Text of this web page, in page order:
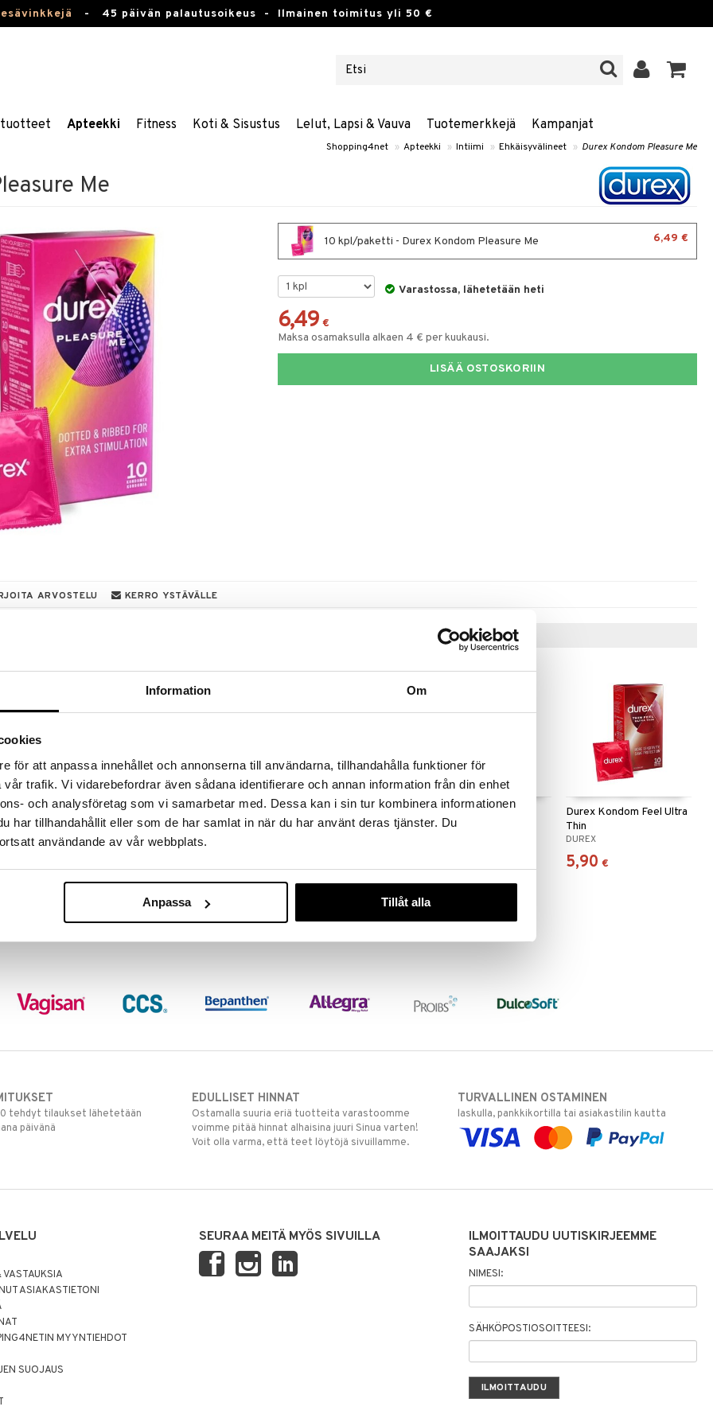
Information Om
för att anpassa innehållet och annonserna till användarna, tillhandahålla funktioner för
trafik. Vi vidarebefordrar även sådana identifierare och annan information från din enhet
och analysföretag som vi samarbetar med. Dessa kan i sin tur kombinera informationen
har tillhandahållit eller som de har samlat in när du har använt deras tjänster. Du
användande av vår webbplats.
Anpassa Tillåt alla
- 45 päivän palautusoikeus - Ilmainen toimitus yli 50 €
Apteekki Fitness Koti & Sisustus Lelut, Lapsi & Vauva Tuotemerkkejä Kampanjat
Shopping4net » Apteekki » Intiimi » Ehkäisyvälineet » Durex Kondom Pleasure Me
Me
10 kpl/paketti - Durex Kondom Pleasure Me 6,49 €
Varastossa, lähetetään heti
6,49 €
Maksa osamaksulla alkaen 4 € per kuukausi.
LISÄÄ OSTOSKORIIN
ARVOSTELU KERRO YSTÄVÄLLE
löydöt kotiin!
31.8.2026 asti mutta ole nopea -
maksimaalisen tunteen ja stimulaation
nystyröiden ansiosta.
kondomit luonnonkumista. Nominell bredd: 56
Vinkkejä sinulle
Durex 2 in 1 Play Massage
Durex Kondom Extra
Safe
Durex Kondom Feel Ultra
Thin
DUREX
5,90 €
tehdyt tilaukset lähetetään
päivänä
EDULLISET HINNAT
Ostamalla suuria eriä tuotteita varastoomme
voimme pitää hinnat alhaisina juuri Sinua varten!
Voit olla varma, että teet löytöjä sivuillamme.
TURVALLINEN OSTAMINEN
laskulla, pankkikortilla tai asiakastilin kautta
ASIAKASTIETONI
MYYNTIEHDOT
SUOJAUS
SEURAA MEITÄ MYÖS SIVUILLA
ILMOITTAUDU UUTISKIRJEEMME
SAAJAKSI
NIMESI:
SÄHKÖPOSTIOSOITTEESI: